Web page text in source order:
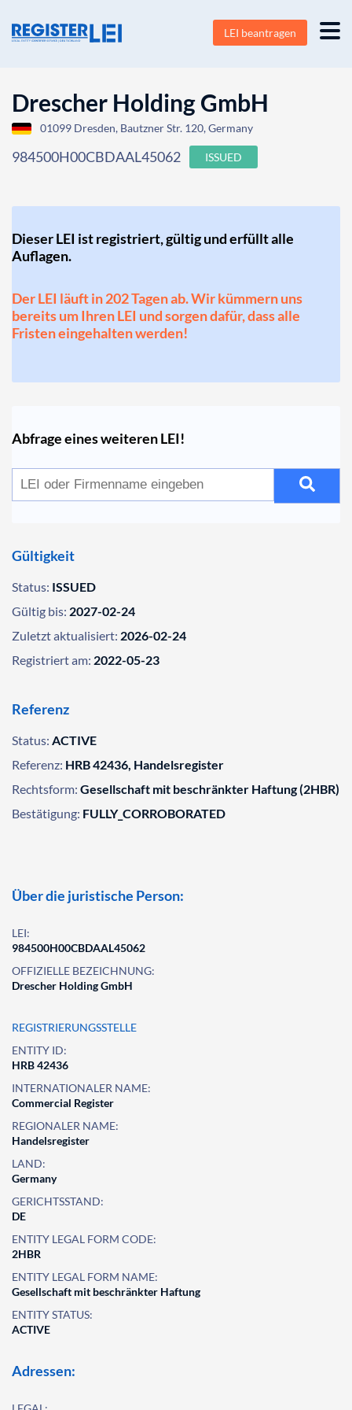
LEI beantragen
Drescher Holding GmbH
01099 Dresden, Bautzner Str. 120, Germany
984500H00CBDAAL45062 ISSUED
Dieser LEI ist registriert, gültig und erfüllt alle
Auflagen.
Der LEI läuft in 202 Tagen ab. Wir kümmern uns
bereits um Ihren LEI und sorgen dafür, dass alle
Fristen eingehalten werden!
Abfrage eines weiteren LEI!
Gültigkeit
Status: ISSUED
Gültig bis: 2027-02-24
Zuletzt aktualisiert: 2026-02-24
Registriert am: 2022-05-23
Referenz
Status: ACTIVE
Referenz: HRB 42436, Handelsregister
Rechtsform: Gesellschaft mit beschränkter Haftung (2HBR)
Bestätigung: FULLY_CORROBORATED
Über die juristische Person:
LEI:
984500H00CBDAAL45062
OFFIZIELLE BEZEICHNUNG:
Drescher Holding GmbH
REGISTRIERUNGSSTELLE
ENTITY ID:
HRB 42436
INTERNATIONALER NAME:
Commercial Register
REGIONALER NAME:
Handelsregister
LAND:
Germany
GERICHTSSTAND:
DE
ENTITY LEGAL FORM CODE:
2HBR
ENTITY LEGAL FORM NAME:
Gesellschaft mit beschränkter Haftung
ENTITY STATUS:
ACTIVE
Adressen: